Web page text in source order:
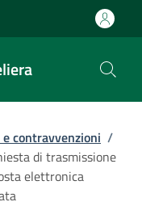
contravvenzioni /
di trasmissione
elettronica